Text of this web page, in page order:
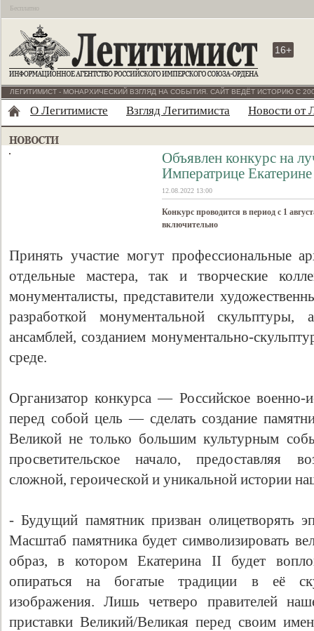
Бесплатно
16+
ЛЕГИТИМИСТ - МОНАРХИЧЕСКИЙ ВЗГЛЯД НА СОБЫТИЯ. САЙТ ВЕДЁТ ИСТОРИЮ С
О Легитимисте Взгляд Легитимиста Новости от
Объявлен конкурс на
Императрице
12.08.2022 13:00
Конкурс проводится в период с 1
включительно
Принять участие могут профессиональные
отдельные мастера, так и творческие
монументалисты, представители
разработкой монументальной скульптуры,
ансамблей, созданием монументально-
среде.
Организатор конкурса — Российское военно-
перед собой цель — сделать создание
Великой не только большим культурным
просветительское начало, предоставляя
сложной, героической и уникальной истории
- Будущий памятник призван олицетворять
Масштаб памятника будет символизировать
образ, в котором Екатерина II будет
опираться на богатые традиции в её
изображения. Лишь четверо правителей
приставки Великий/Великая перед своим